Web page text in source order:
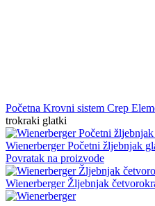
Početna Krovni sistem Crep
trokraki glatki
Wienerberger Početni žljebnjak
Povratak na proizvode
Wienerberger Žljebnjak